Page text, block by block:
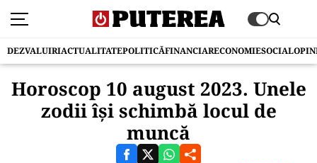
DEZVALUIRIACTUALITATEPOLITICĂFINANCIARECONOMIESOCIAL
Horoscop 10 august 2023. Unele
zodii își schimbă locul de
muncă